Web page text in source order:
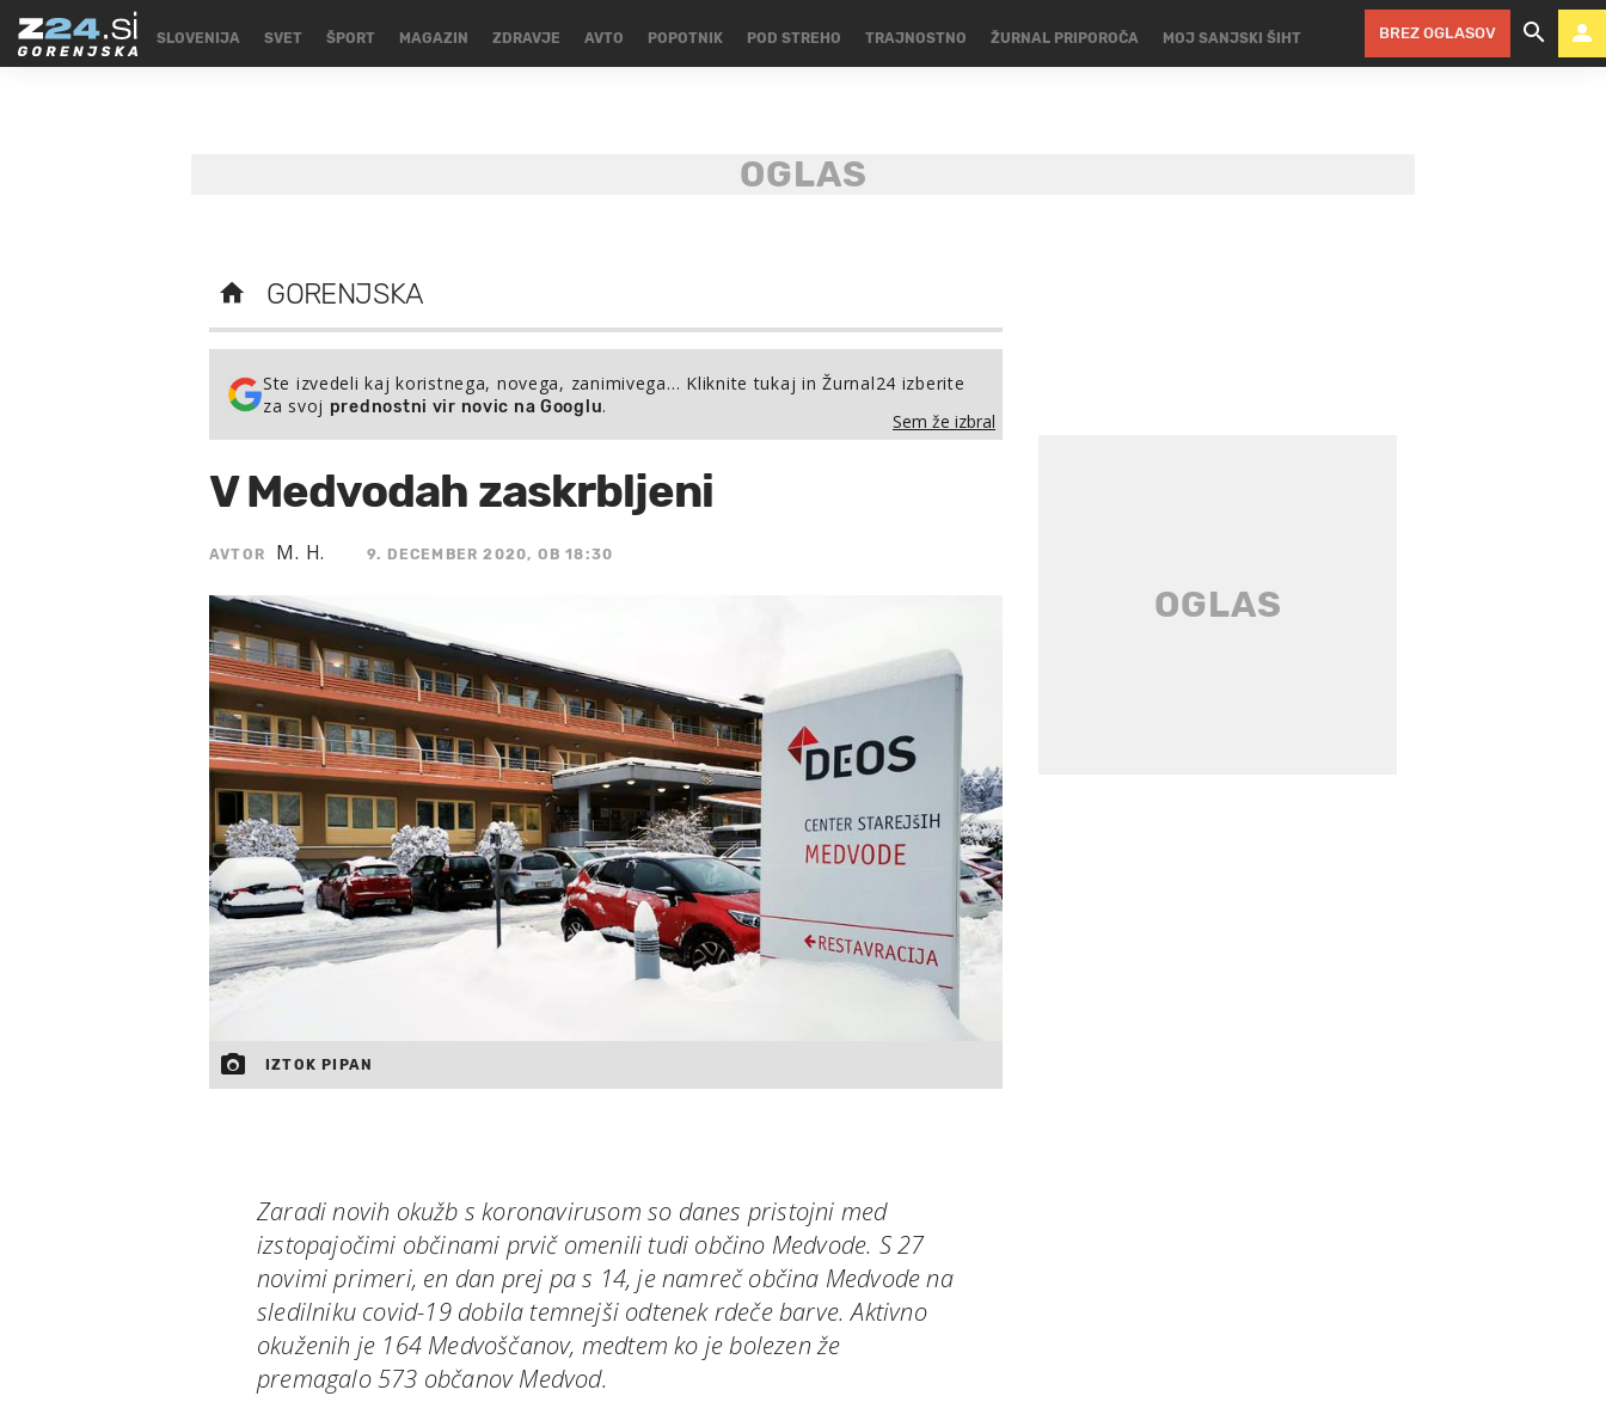
SLOVENIJA SVET ŠPORT MAGAZIN ZDRAVJE AVTO POPOTNIK POD STREHO TRAJNOSTNO ŽURNAL PRIPOROČA MOJ SANJSKI ŠIHT BREZ OGLASOV
GORENJSKA
Ste izvedeli kaj koristnega, novega, zanimivega… Kliknite tukaj in Žurnal24 izberite
za svoj prednostni vir novic na Googlu.
Sem že izbral
V Medvodah zaskrbljeni
AVTOR M. H. 9. DECEMBER 2020, OB 18:30
IZTOK PIPAN
Zaradi novih okužb s koronavirusom so danes pristojni med
izstopajočimi občinami prvič omenili tudi občino Medvode. S 27
novimi primeri, en dan prej pa s 14, je namreč občina Medvode na
sledilniku covid-19 dobila temnejši odtenek rdeče barve. Aktivno
okuženih je 164 Medvoščanov, medtem ko je bolezen že
premagalo 573 občanov Medvod.